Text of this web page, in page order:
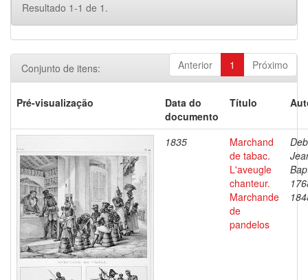
Resultado 1-1 de 1.
Anterior 1 Próximo
Conjunto de itens:
Pré-visualização
Data do
documento
Título
1835
Marchand
de tabac.
L'aveugle
chanteur.
Marchande
de
pandelos